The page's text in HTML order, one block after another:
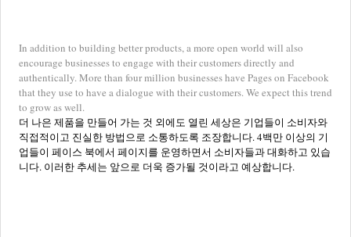
In addition to building better products, a more open world will also
encourage businesses to engage with their customers directly and
authentically. More than four million businesses have Pages on Facebook
that they use to have a dialogue with their customers. We expect this trend
to grow as well.
더 나은 제품을 만들어 가는 것 외에도 열린 세상은 기업들이 소비자와
직접적이고 진실한 방법으로 소통하도록 조장합니다. 4백만 이상의 기
업들이 페이스 북에서 페이지를 운영하면서 소비자들과 대화하고 있습
니다. 이러한 추세는 앞으로 더욱 증가될 것이라고 예상합니다.